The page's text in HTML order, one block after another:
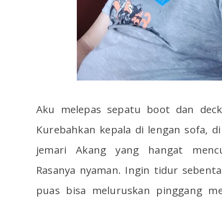
Aku melepas sepatu boot dan
Kurebahkan kepala di lengan sofa,
jemari Akang yang hangat
Rasanya nyaman. Ingin tidur
puas bisa meluruskan pinggang